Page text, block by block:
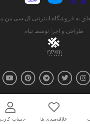
به فروشگاه اینترنتی ال سی من می
طراحی و اجرا توسطتیام
علاقه‌مندی ها حساب